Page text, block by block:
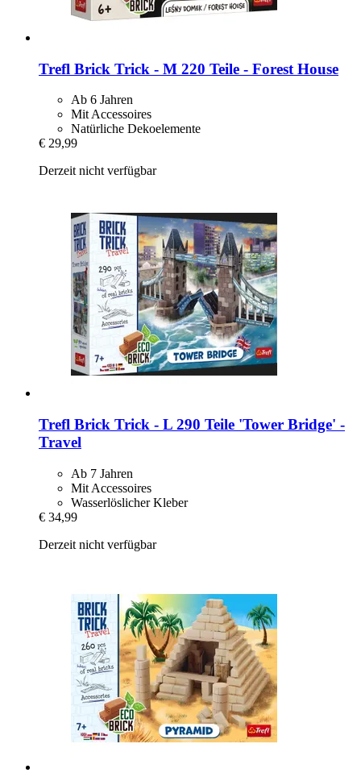
Trefl Brick Trick -​ M 220 Teile -​ Forest House
Ab 6 Jahren
Mit Accessoires
Natürliche Dekoelemente
€ 29,99
Derzeit nicht verfügbar
Trefl Brick Trick -​ L 290 Teile 'Tower Bridge' -​
Travel
Ab 7 Jahren
Mit Accessoires
Wasserlöslicher Kleber
€ 34,99
Derzeit nicht verfügbar